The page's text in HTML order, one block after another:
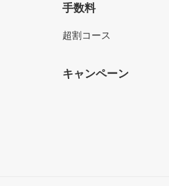
手数料
超割コース
キャンペーン